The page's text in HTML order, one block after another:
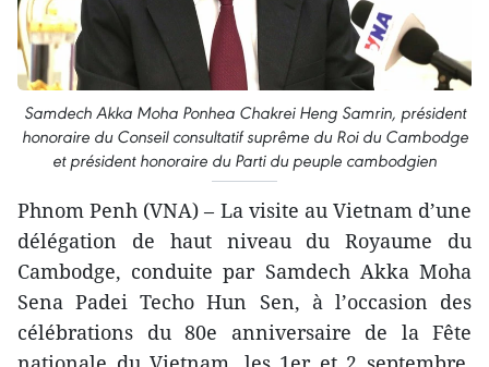
Samdech Akka Moha Ponhea Chakrei Heng Samrin, président
honoraire du Conseil consultatif suprême du Roi du Cambodge
et président honoraire du Parti du peuple cambodgien
Phnom Penh (VNA) – La visite au Vietnam d’une
délégation de haut niveau du Royaume du
Cambodge, conduite par Samdech Akka Moha
Sena Padei Techo Hun Sen, à l’occasion des
célébrations du 80e anniversaire de la Fête